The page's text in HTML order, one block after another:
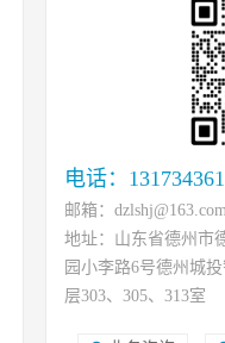
电话：
邮箱：
地址：山东省德州市
园小李路6号德州城
层303、305、313室